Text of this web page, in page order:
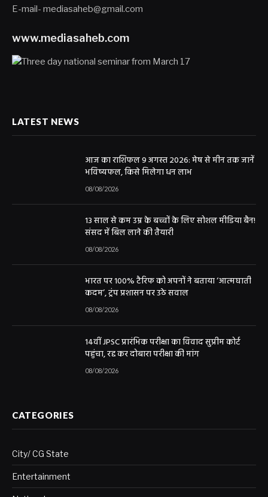
E-mail- mediasaheb@gmail.com
www.mediasaheb.com
LATEST NEWS
आज का राशिफल 9 अगस्त 2026: मेष से मीन तक जानें
भविष्यफल, किसे मिलेगा धन लाभ
08/08/2026
13 साल से कम उम्र के बच्चों के लिए सोशल मीडिया बैन!
संसद में बिल लाने की तैयारी
08/08/2026
भारत पर 100% टैरिफ को अपनों ने बताया ‘आत्मघाती
कदम’, ट्रंप प्रशासन पर उठे सवाल
08/08/2026
14वीं JPSC प्रारंभिक परीक्षा का विवाद सुप्रीम कोर्ट
पहुंचा, रद्द कर दोबारा परीक्षा की मांग
08/08/2026
CATEGORIES
City/ CG State
Entertainment